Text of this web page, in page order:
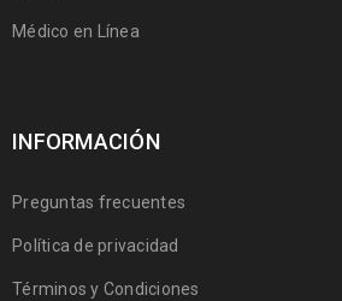
Médico en Línea
INFORMACIÓN
Preguntas frecuentes
Política de privacidad
Términos y Condiciones